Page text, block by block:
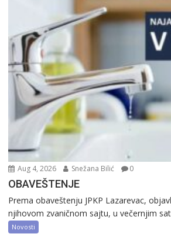
Aug 4, 2026 Snežana Bilić 0
OBAVEŠTENJE
Prema obaveštenju JPKP Lazarevac,
njihovom zvaničnom sajtu, u večernjim
Novosti